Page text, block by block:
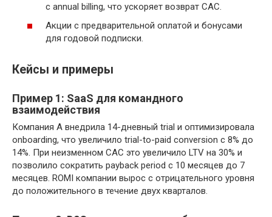
с annual billing, что ускоряет возврат CAC.
Акции с предварительной оплатой и бонусами
для годовой подписки.
Кейсы и примеры
Пример 1: SaaS для командного
взаимодействия
Компания А внедрила 14-дневный trial и оптимизировала
onboarding, что увеличило trial-to-paid conversion с 8% до
14%. При неизменном CAC это увеличило LTV на 30% и
позволило сократить payback period с 10 месяцев до 7
месяцев. ROMI компании вырос с отрицательного уровня
до положительного в течение двух кварталов.